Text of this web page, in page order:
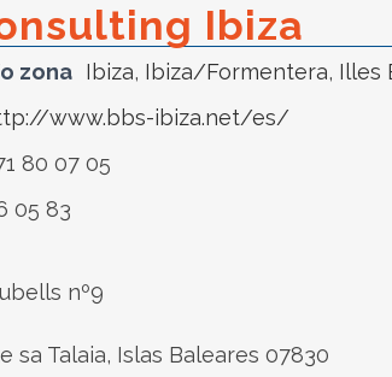
Ibiza
zona Ibiza, Ibiza/Formentera, Illes
www.bbs-ibiza.net/es/
80 07 05
05 83
nº9
sa Talaia, Islas Baleares 07830